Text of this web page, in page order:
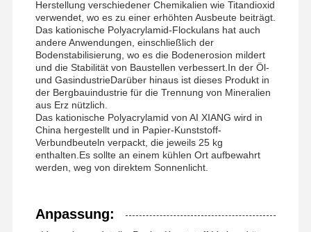
nichtionogenes Polyacrylamid
Kationisches Polyacrylamid
Gellmittel zur Frakturierung der Säurebildung
Hochtemperatur-Sedimentationsmittel
Verbrennungsmittel
Herstellung verschiedener Chemikalien wie Titandioxid
verwendet, wo es zu einer erhöhten Ausbeute beiträgt.
Das kationische Polyacrylamid-Flockulans hat auch
andere Anwendungen, einschließlich der
Bodenstabilisierung, wo es die Bodenerosion mildert
und die Stabilität von Baustellen verbessert.In der Öl-
und GasindustrieDarüber hinaus ist dieses Produkt in
der Bergbauindustrie für die Trennung von Mineralien
aus Erz nützlich.
Das kationische Polyacrylamid von AI XIANG wird in
China hergestellt und in Papier-Kunststoff-
Verbundbeuteln verpackt, die jeweils 25 kg
enthalten.Es sollte an einem kühlen Ort aufbewahrt
werden, weg von direktem Sonnenlicht.
Anpassung: